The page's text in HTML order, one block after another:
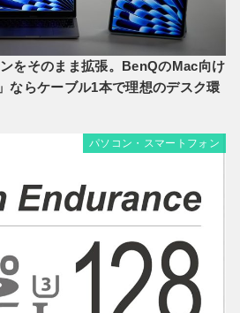
をそのまま拡張。BenQのMac向け
ならケーブル1本で理想のデスク環
パソコン・スマートフォン